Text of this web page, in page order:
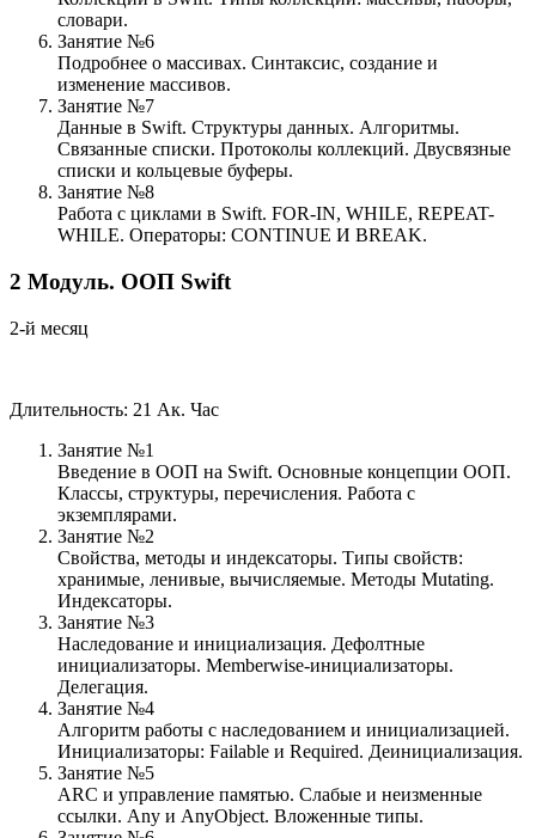
словари.
Занятие №6
Подробнее о массивах. Синтаксис, создание и
изменение массивов.
Занятие №7
Данные в Swift. Структуры данных. Алгоритмы.
Связанные списки. Протоколы коллекций. Двусвязные
списки и кольцевые буферы.
Занятие №8
Работа с циклами в Swift. FOR-IN, WHILE, REPEAT-
WHILE. Операторы: CONTINUE И BREAK.
2 Модуль. ООП Swift
2-й месяц
Длительность: 21 Ак. Час
Занятие №1
Введение в ООП на Swift. Основные концепции ООП.
Классы, структуры, перечисления. Работа с
экземплярами.
Занятие №2
Свойства, методы и индексаторы. Типы свойств:
хранимые, ленивые, вычисляемые. Методы Mutating.
Индексаторы.
Занятие №3
Наследование и инициализация. Дефолтные
инициализаторы. Memberwise-инициализаторы.
Делегация.
Занятие №4
Алгоритм работы с наследованием и инициализацией.
Инициализаторы: Failable и Required. Деинициализация.
Занятие №5
ARC и управление памятью. Слабые и неизменные
ссылки. Any и AnyObject. Вложенные типы.